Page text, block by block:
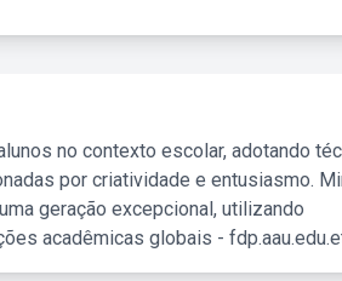
no contexto escolar, adotando
por criatividade e entusiasmo.
geração excepcional, utilizando
acadêmicas globais -